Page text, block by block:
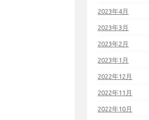
2023年4月
2023年3月
2023年2月
2023年1月
2022年12月
2022年11月
2022年10月